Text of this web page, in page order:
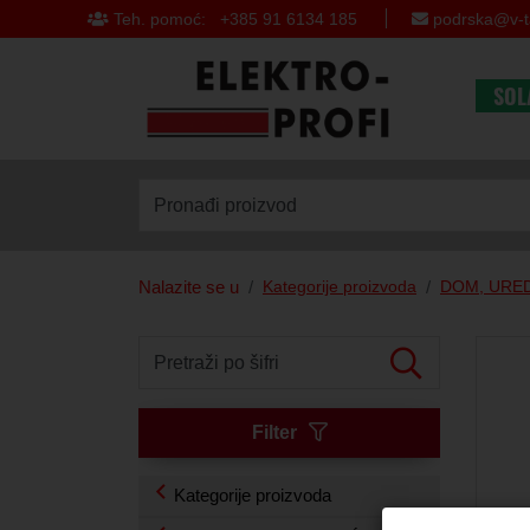
Teh. pomoć: +385 91 6134 185 podrska@v-
Pronađi proizvod
Nalazite se u Kategorije proizvoda DOM,
Pretraži po šifri
Filter
Kategorije proizvoda